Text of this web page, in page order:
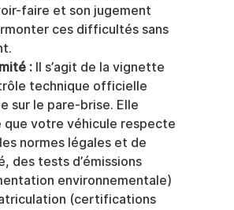
faire et son jugement
ces difficultés sans
: Il s’agit de la vignette
technique officielle
sur le pare-brise. Elle
votre véhicule respecte
normes légales et de
des tests d’émissions
environnementale)
(certifications